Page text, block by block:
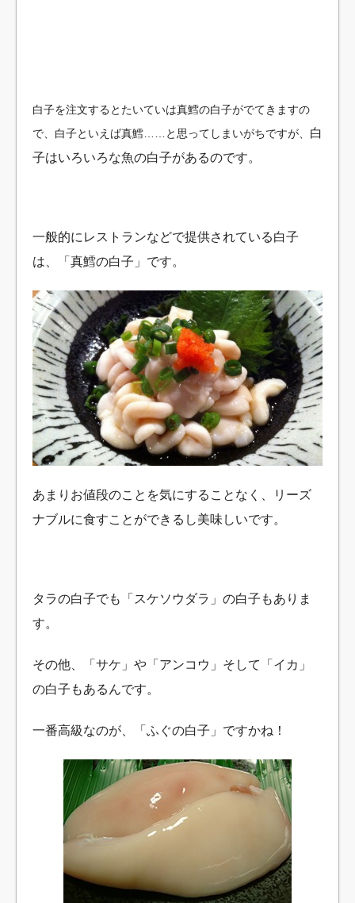
白子を注文するとたいていは真鱈の白子がでてきますの
で、白子といえば真鱈……と思ってしまいがちですが、 白
子はいろいろな魚の白子があるのです。
一般的にレストランなどで提供されている白子
は、「真鱈の白子」です。
あまりお値段のことを気にすることなく、リーズ
ナブルに食すことができるし美味しいです。
タラの白子でも「スケソウダラ」の白子もありま
す。
その他、「サケ」や「アンコウ」そして「イカ」
の白子もあるんです。
一番高級なのが、「ふぐの白子」ですかね！